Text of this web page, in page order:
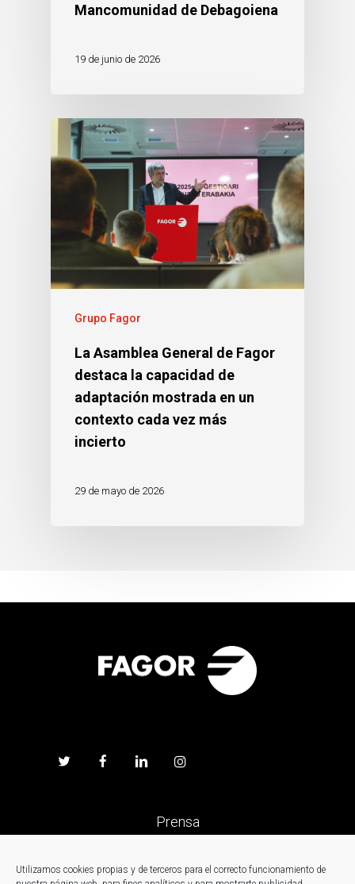
Utilizamos cookies propias y de terceros para el correcto funcionamiento de
Mancomunidad de Debagoiena
19 de junio de 2026
Grupo Fagor
La Asamblea General de Fagor
destaca la capacidad de
adaptación mostrada en un
contexto cada vez más
incierto
29 de mayo de 2026
Prensa
Trabaja en Fagor